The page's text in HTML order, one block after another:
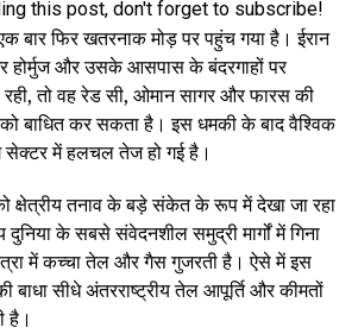
this post, don't forget to subscribe!
बार फिर खतरनाक मोड़ पर पहुंच गया है। ईरान
होर्मुज और उसके आसपास के बंदरगाहों पर
रही, तो वह रेड सी, ओमान सागर और फारस की
को बाधित कर सकता है। इस धमकी के बाद वैश्विक
सेक्टर में हलचल तेज हो गई है।
क्षेत्रीय तनाव के बड़े संकेत के रूप में देखा जा रहा
के सबसे संवेदनशील समुद्री मार्गों में गिना
में कच्चा तेल और गैस गुजरती है। ऐसे में इस
बाधा सीधे अंतरराष्ट्रीय तेल आपूर्ति और कीमतों
है।